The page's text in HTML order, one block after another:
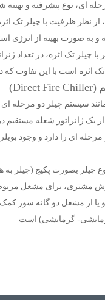
ای، نوع پیشرفته و
از نظر ظرفیت با چیلر
و به صورت بهینه از انرژی
چیلر تک اثره، در تعداد
اثره است با این تفاوت که
سیستم چیلر دو مرحله
یک ژانراتور شعله مستقیم
ای را دارد و وجود
چیلر بصورت پکیج (چیلر
مشتری، برای مشعل مربوط
و یا از مشعل دو گانه سوز
گرمایشی) است